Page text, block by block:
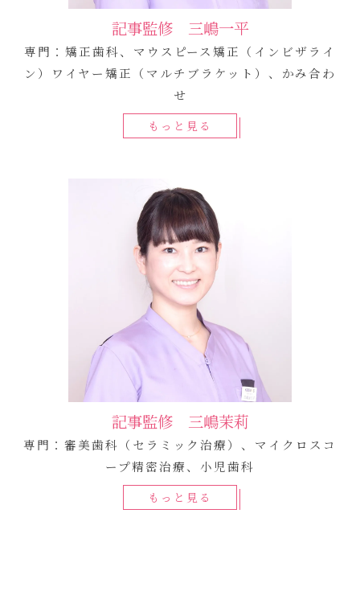
記事監修 三嶋一平
専門：矯正歯科、マウスピース矯正（インビザライ
ン）ワイヤー矯正（マルチブラケット）、かみ合わ
せ
もっと見る
記事監修 三嶋茉莉
専門：審美歯科（セラミック治療）、マイクロスコ
ープ精密治療、小児歯科
もっと見る